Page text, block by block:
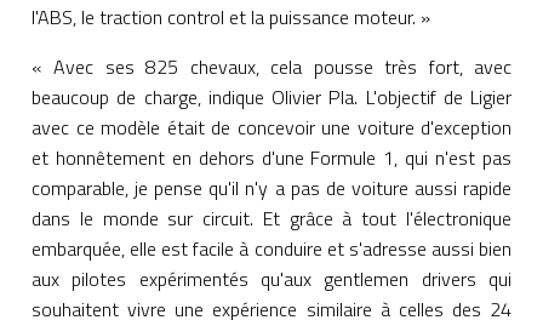
l'ABS, le traction control et la puissance moteur. »
« Avec ses 825 chevaux, cela pousse très fort, avec
beaucoup de charge, indique Olivier Pla. L'objectif de Ligier
avec ce modèle était de concevoir une voiture d'exception
et honnêtement en dehors d'une Formule 1, qui n'est pas
comparable, je pense qu'il n'y a pas de voiture aussi rapide
dans le monde sur circuit. Et grâce à tout l'électronique
embarquée, elle est facile à conduire et s'adresse aussi bien
aux pilotes expérimentés qu'aux gentlemen drivers qui
souhaitent vivre une expérience similaire à celles des 24